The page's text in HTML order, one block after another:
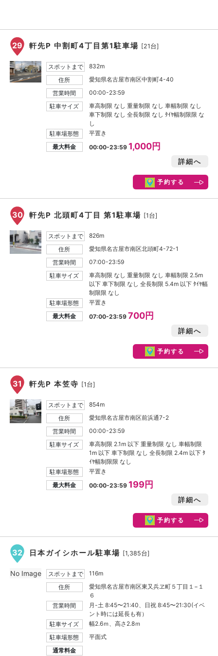
29 軒先P 中割町4丁目第1駐車場 [21台]
スポットまで
832m
住所
愛知県名古屋市南区中割町4-40
営業時間
00:00-23:59
駐車サイズ
車高制限 なし 重量制限 なし 車幅制限 なし
車下制限 なし 全長制限 なし ﾀｲﾔ幅制限限 な
し
駐車場形態
平置き
最大料金
00:00-23:59 1,000円
詳細へ
予約する
30 軒先P 北頭町4丁目 第1駐車場 [1台]
スポットまで
826m
住所
愛知県名古屋市南区北頭町4-72-1
営業時間
07:00-23:59
駐車サイズ
車高制限 なし 重量制限 なし 車幅制限 2.5m
以下 車下制限 なし 全長制限 5.4m 以下 ﾀｲﾔ幅
制限限 なし
駐車場形態
平置き
最大料金
07:00-23:59 700円
詳細へ
予約する
31 軒先P 本笠寺 [1台]
スポットまで
854m
住所
愛知県名古屋市南区前浜通7-2
営業時間
00:00-23:59
駐車サイズ
車高制限 2.1m 以下 重量制限 なし 車幅制限
1m 以下 車下制限 なし 全長制限 2.4m 以下 ﾀ
ｲﾔ幅制限限 なし
駐車場形態
平置き
最大料金
00:00-23:59 199円
詳細へ
予約する
32 日本ガイシホール駐車場 [1,385台]
スポットまで
116m
住所
愛知県名古屋市南区東又兵ヱ町５丁目１−１
６
営業時間
月-土 8:45〜21:40、日祝 8:45〜21:30(イベ
ント時には延長も有）
駐車サイズ
幅2.6ｍ、高さ2.8ｍ
駐車場形態
平面式
通常料金
No Image